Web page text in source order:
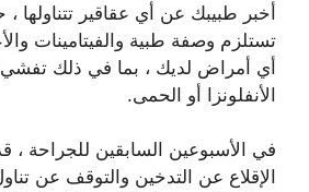
أخبر طبيبك عن أي عقاقير تتناولها ،
تستلزم وصفة طبية والفيتامينات
أي أمراض لديك ، بما في ذلك تفشي
الأنفلونزا أو الحمى.
في الأسبوعين السابقين للجراحة
الإقلاع عن التدخين والتوقف عن